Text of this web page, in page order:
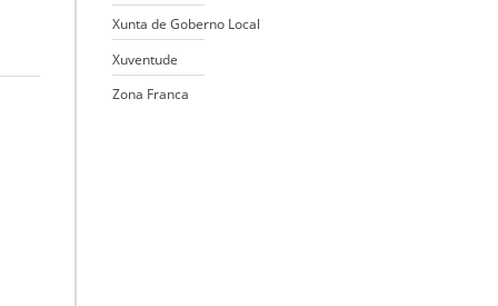
Xunta de Goberno Local
Xuventude
Zona Franca